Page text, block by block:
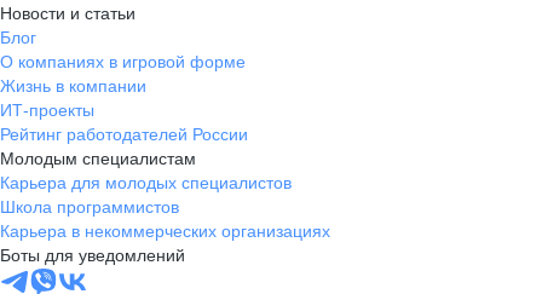
Новости и статьи
Блог
О компаниях в игровой форме
Жизнь в компании
ИТ-проекты
Рейтинг работодателей России
Молодым специалистам
Карьера для молодых специалистов
Школа программистов
Карьера в некоммерческих организациях
Боты для уведомлений